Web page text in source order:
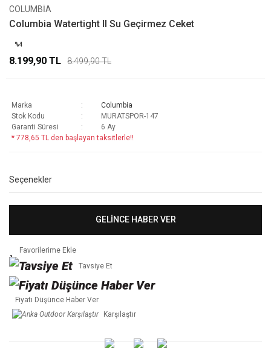
COLUMBIA
Columbia Watertight II Su Geçirmez Ceket
%4
8.199,90 TL 8.499,90 TL
Marka
Columbia
Stok Kodu
MURATSPOR-147
Garanti Süresi
6 Ay
* 778,65 TL den başlayan taksitlerle!!
Seçenekler
GELİNCE HABER VER
Tavsiye Et
Fiyatı Düşünce Haber Ver
Karşılaştır